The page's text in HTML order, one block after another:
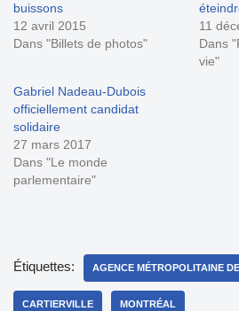
buissons
12 avril 2015
Dans "Billets de photos"
11
Dans
vie"
Gabriel Nadeau-Dubois
officiellement candidat
solidaire
27 mars 2017
Dans "Le monde
parlementaire"
Étiquettes: AGENCE MÉTROPOLITAINE
CARTIERVILLE MONTRÉAL